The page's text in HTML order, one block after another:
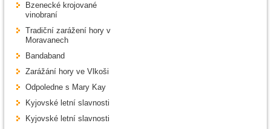
Bzenecké krojované
vinobraní
Tradiční zarážení hory v
Moravanech
Bandaband
Zarážání hory ve Vlkoši
Odpoledne s Mary Kay
Kyjovské letní slavnosti
Kyjovské letní slavnosti